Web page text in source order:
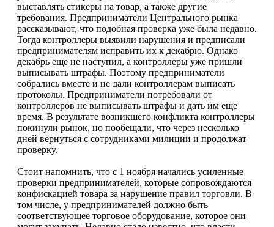
выставлять стикеры на товар, а также другие
требования. Предприниматели Центрального рынка
рассказывают, что подобная проверка уже была недавно.
Тогда контроллеры выявили нарушения и предписали
предпринимателям исправить их к декабрю. Однако
декабрь еще не наступил, а контроллеры уже пришли
выписывать штрафы. Поэтому предприниматели
собрались вместе и не дали контроллерам выписать
протоколы. Предприниматели потребовали от
контроллеров не выписывать штрафы и дать им еще
время. В результате возникшего конфликта контроллеры
покинули рынок, но пообещали, что через несколько
дней вернуться с сотрудниками милиции и продолжат
проверку.
Стоит напомнить, что с 1 ноября начались усиленные
проверки предпринимателей, которые сопровождаются
конфискацией товара за нарушение правил торговли. В
том числе, у предпринимателей должно быть
соответствующее торговое оборудование, которое они